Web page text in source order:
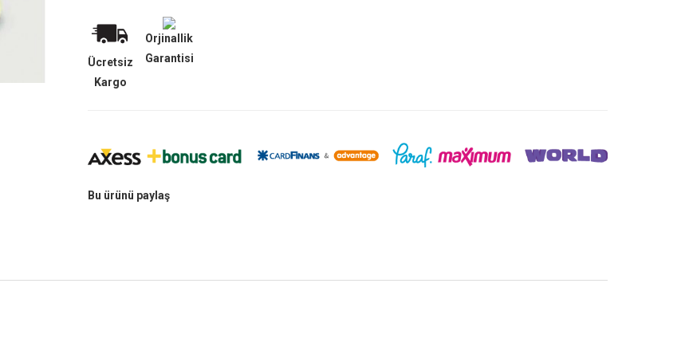
Ücretsiz
Kargo
Orjinallik
Garantisi
Bu ürünü paylaş